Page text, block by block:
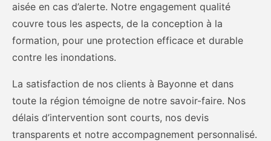
aisée en cas d’alerte. Notre engagement qualité
couvre tous les aspects, de la conception à la
formation, pour une protection efficace et durable
contre les inondations.
La satisfaction de nos clients à Bayonne et dans
toute la région témoigne de notre savoir-faire. Nos
délais d’intervention sont courts, nos devis
transparents et notre accompagnement personnalisé.